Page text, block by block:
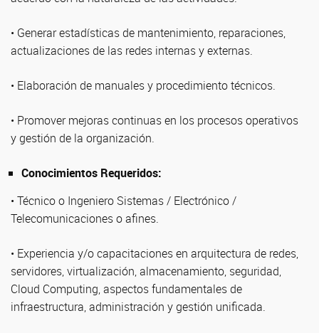
• Generar estadísticas de mantenimiento, reparaciones,
actualizaciones de las redes internas y externas.
• Elaboración de manuales y procedimiento técnicos.
• Promover mejoras continuas en los procesos operativos
y gestión de la organización.
Conocimientos Requeridos:
• Técnico o Ingeniero Sistemas / Electrónico /
Telecomunicaciones o afines.
• Experiencia y/o capacitaciones en arquitectura de redes,
servidores, virtualización, almacenamiento, seguridad,
Cloud Computing, aspectos fundamentales de
infraestructura, administración y gestión unificada.